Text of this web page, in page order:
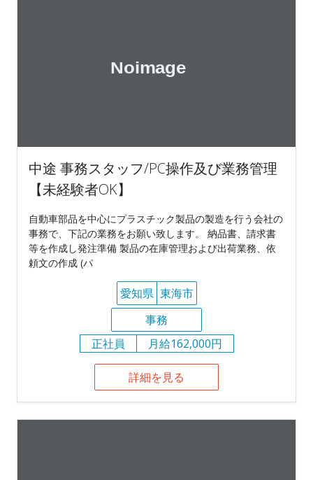
中途 事務スタッフ/PC操作及び業務管理
【未経験者OK】
自動車部品を中心にプラスチック製品の製造を行う会社の
事務で、下記の業務をお願い致します。 納品書、請求書
等を作成し発注準備 製品の在庫管理および出荷業務、依
頼文の作成 (パ
愛知県 東海市
事務
正社員
月給162,000円
詳細を見る